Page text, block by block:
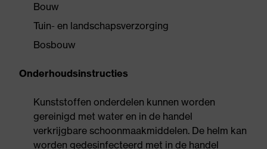
Bouw
Tuin- en landschapsverzorging
Bosbouw
Onderhoudsinstructies
Kunststoffen onderdelen kunnen worden
gereinigd met water en in de handel
verkrijgbare schoonmaakmiddelen. De helm kan
worden gedesinfecteerd met in de handel